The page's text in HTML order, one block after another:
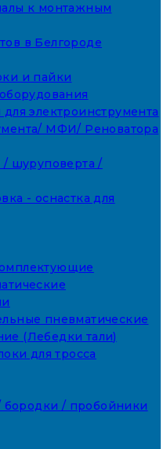
к монтажным
в Белгороде
и пайки
электроинструмента
МФИ/ Реноватора
шуруповерта /
- оснастка для
пневматические
(Лебедки тали)
для тросса
бородки / пробойники